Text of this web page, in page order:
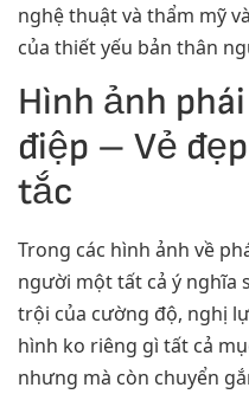
nghệ thuật và thẩm mỹ
của thiết yếu bản thân
Hình ảnh
điệp – Vẻ
tắc
Trong các hình ảnh về
người một tất cả ý nghĩa
trội của cường độ, nghị
hình ko riêng gì tất cả
nhưng mà còn chuyển